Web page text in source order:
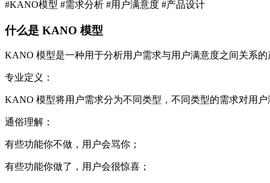
#KANO模型 #需求分析 #用户满意度 #产品设计
什么是 KANO 模型
KANO 模型是一种用于分析用户需求与用户满意度之间关系的
专业定义：
KANO 模型将用户需求分为不同类型，不同类型的需求对用
通俗理解：
有些功能你不做，用户会骂你；
有些功能你做了，用户会很惊喜；